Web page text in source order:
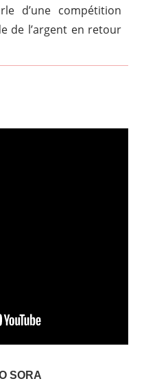
d’une compétition
de l’argent en retour
SORA